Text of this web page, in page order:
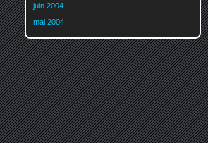
juin 2004
mai 2004